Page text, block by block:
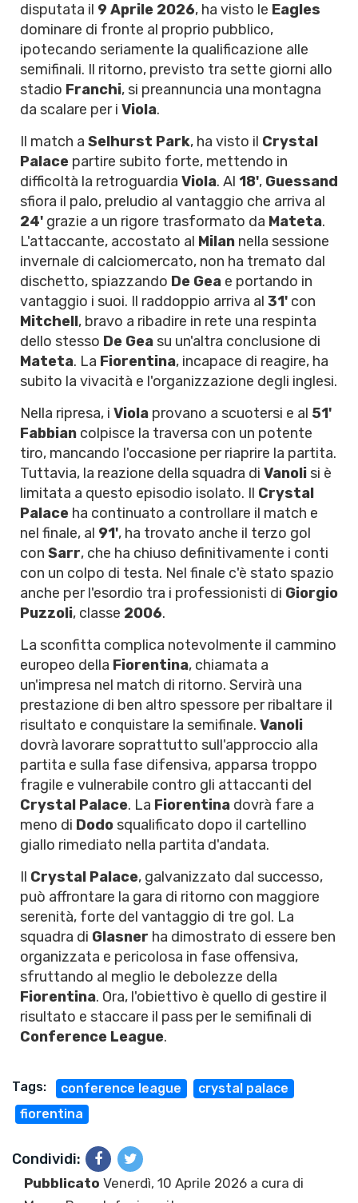
disputata il 9 Aprile 2026, ha visto le Eagles
dominare di fronte al proprio pubblico,
ipotecando seriamente la qualificazione alle
semifinali. Il ritorno, previsto tra sette giorni allo
stadio Franchi, si preannuncia una montagna
da scalare per i Viola.
Il match a Selhurst Park, ha visto il Crystal
Palace partire subito forte, mettendo in
difficoltà la retroguardia Viola. Al 18', Guessand
sfiora il palo, preludio al vantaggio che arriva al
24' grazie a un rigore trasformato da Mateta.
L'attaccante, accostato al Milan nella sessione
invernale di calciomercato, non ha tremato dal
dischetto, spiazzando De Gea e portando in
vantaggio i suoi. Il raddoppio arriva al 31' con
Mitchell, bravo a ribadire in rete una respinta
dello stesso De Gea su un'altra conclusione di
Mateta. La Fiorentina, incapace di reagire, ha
subito la vivacità e l'organizzazione degli inglesi.
Nella ripresa, i Viola provano a scuotersi e al 51'
Fabbian colpisce la traversa con un potente
tiro, mancando l'occasione per riaprire la partita.
Tuttavia, la reazione della squadra di Vanoli si è
limitata a questo episodio isolato. Il Crystal
Palace ha continuato a controllare il match e
nel finale, al 91', ha trovato anche il terzo gol
con Sarr, che ha chiuso definitivamente i conti
con un colpo di testa. Nel finale c'è stato spazio
anche per l'esordio tra i professionisti di Giorgio
Puzzoli, classe 2006.
La sconfitta complica notevolmente il cammino
europeo della Fiorentina, chiamata a
un'impresa nel match di ritorno. Servirà una
prestazione di ben altro spessore per ribaltare il
risultato e conquistare la semifinale. Vanoli
dovrà lavorare soprattutto sull'approccio alla
partita e sulla fase difensiva, apparsa troppo
fragile e vulnerabile contro gli attaccanti del
Crystal Palace. La Fiorentina dovrà fare a
meno di Dodo squalificato dopo il cartellino
giallo rimediato nella partita d'andata.
Il Crystal Palace, galvanizzato dal successo,
può affrontare la gara di ritorno con maggiore
serenità, forte del vantaggio di tre gol. La
squadra di Glasner ha dimostrato di essere ben
organizzata e pericolosa in fase offensiva,
sfruttando al meglio le debolezze della
Fiorentina. Ora, l'obiettivo è quello di gestire il
risultato e staccare il pass per le semifinali di
Conference League.
Tags: conference league
crystal palace
fiorentina
Condividi:
Pubblicato Venerdì, 10 Aprile 2026 a cura di